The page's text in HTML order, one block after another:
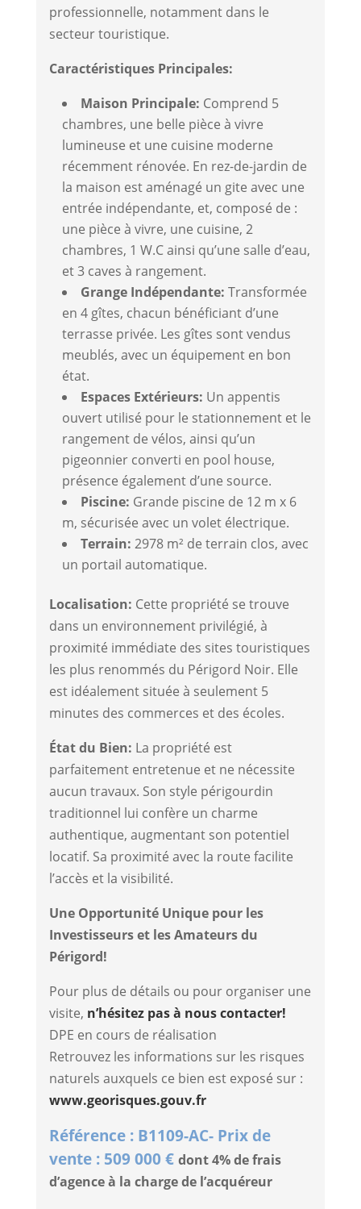
professionnelle, notamment dans le
secteur touristique.
Caractéristiques Principales:
Maison Principale: Comprend 5
chambres, une belle pièce à vivre
lumineuse et une cuisine moderne
récemment rénovée. En rez-de-jardin de
la maison est aménagé un gite avec une
entrée indépendante, et, composé de :
une pièce à vivre, une cuisine, 2
chambres, 1 W.C ainsi qu’une salle d’eau,
et 3 caves à rangement.
Grange Indépendante: Transformée
en 4 gîtes, chacun bénéficiant d’une
terrasse privée. Les gîtes sont vendus
meublés, avec un équipement en bon
état.
Espaces Extérieurs: Un appentis
ouvert utilisé pour le stationnement et le
rangement de vélos, ainsi qu’un
pigeonnier converti en pool house,
présence également d’une source.
Piscine: Grande piscine de 12 m x 6
m, sécurisée avec un volet électrique.
Terrain: 2978 m² de terrain clos, avec
un portail automatique.
Localisation: Cette propriété se trouve
dans un environnement privilégié, à
proximité immédiate des sites touristiques
les plus renommés du Périgord Noir. Elle
est idéalement située à seulement 5
minutes des commerces et des écoles.
État du Bien: La propriété est
parfaitement entretenue et ne nécessite
aucun travaux. Son style périgourdin
traditionnel lui confère un charme
authentique, augmentant son potentiel
locatif. Sa proximité avec la route facilite
l’accès et la visibilité.
Une Opportunité Unique pour les
Investisseurs et les Amateurs du
Périgord!
Pour plus de détails ou pour organiser une
visite, n’hésitez pas à nous contacter!
DPE en cours de réalisation
Retrouvez les informations sur les risques
naturels auxquels ce bien est exposé sur :
www.georisques.gouv.fr
Référence : B1109-AC- Prix de
vente : 509 000 € dont 4% de frais
d’agence à la charge de l’acquéreur